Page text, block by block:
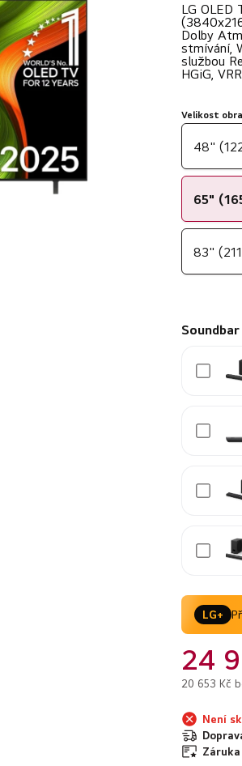
0,0
z
5
LG OLED
Dolby
stmívání,
službou
HGiG,
Velikost
48"
65"
83"
LG+
24
20 653 Kč
Není
Záruka